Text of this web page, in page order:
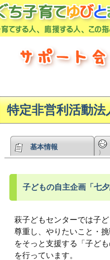
特定非営利活動
基本情報
）
子どもの自主企画「七夕
萩子どもセンターでは子
尊重し、やりたいこと・
をそっと支援する「子ども
を行っています。